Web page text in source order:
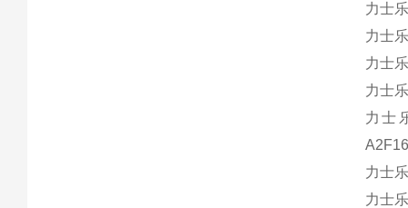
力士
力士
力士
力士
力士
力士
力士